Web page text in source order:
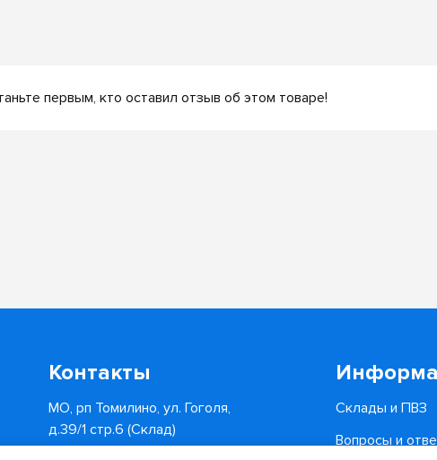
первым, кто оставил отзыв об этом товаре!
Контакты
МО, рп Томилино, ул. Гоголя,
д.39/1 стр.6 (Склад)
Склады и ПВЗ
Вопросы и